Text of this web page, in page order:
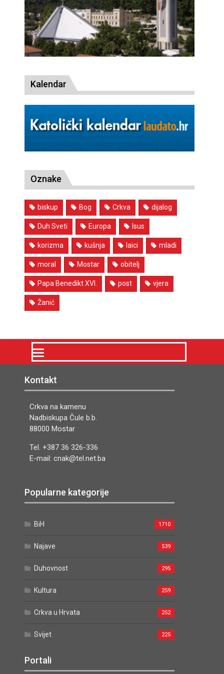
Kalendar
Oznake
biskup Bog Crkva dijalog
Duh Sveti Europa Isus
korizma kušnja laici mladi
moral Mostar obitelj
Papa Benedikt XVI. post vjera
Žanić
Kontakt
Crkva na kamenu
Nadbiskupa Čule b.b.
88000 Mostar
Tel. +387 36 326-336
E-mail: cnak@tel.net.ba
Popularne kategorije
BiH 1710
Najave 539
Duhovnost 295
Kultura 259
Crkva u Hrvata 252
Svijet 225
Portali